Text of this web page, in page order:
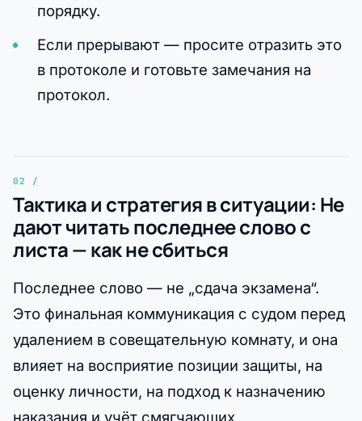
порядку.
Если прерывают — просите отразить это
в протоколе и готовьте замечания на
протокол.
Тактика и стратегия в ситуации: Не
дают читать последнее слово с
листа — как не сбиться
Последнее слово — не „сдача экзамена“.
Это финальная коммуникация с судом перед
удалением в совещательную комнату, и она
влияет на восприятие позиции защиты, на
оценку личности, на подход к назначению
наказания и учёт смягчающих